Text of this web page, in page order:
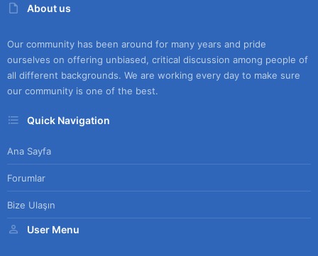
About us
Our community has been around for many years and pride
ourselves on offering unbiased, critical discussion among people of
all different backgrounds. We are working every day to make sure
our community is one of the best.
Quick Navigation
Ana Sayfa
Forumlar
Bize Ulaşın
User Menu